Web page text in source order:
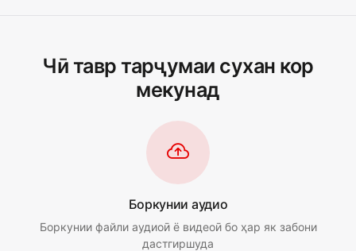
Чӣ тавр тарҷумаи сухан кор
мекунад
Боркунии аудио
Боркунии файли аудиоӣ ё видеоӣ бо ҳар як забони
дастгиршуда